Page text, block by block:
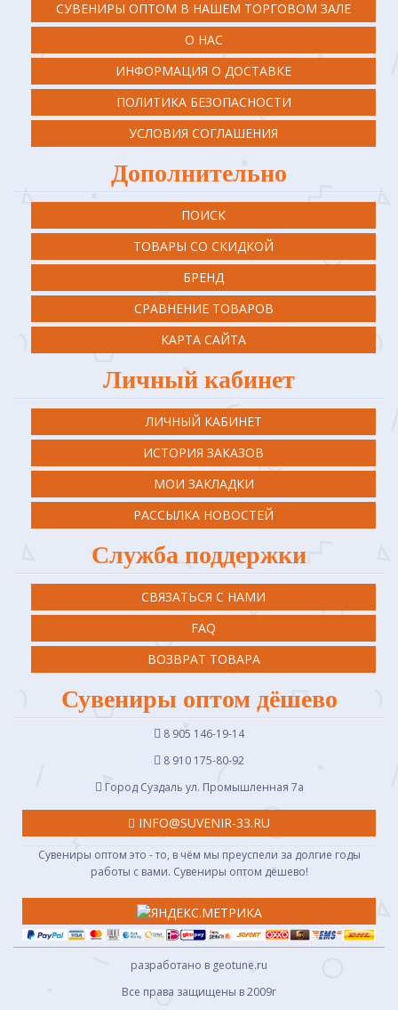
СУВЕНИРЫ ОПТОМ В НАШЕМ ТОРГОВОМ ЗАЛЕ
О НАС
ИНФОРМАЦИЯ О ДОСТАВКЕ
ПОЛИТИКА БЕЗОПАСНОСТИ
УСЛОВИЯ СОГЛАШЕНИЯ
Дополнительно
ПОИСК
ТОВАРЫ СО СКИДКОЙ
БРЕНД
СРАВНЕНИЕ ТОВАРОВ
КАРТА САЙТА
Личный кабинет
ЛИЧНЫЙ КАБИНЕТ
ИСТОРИЯ ЗАКАЗОВ
МОИ ЗАКЛАДКИ
РАССЫЛКА НОВОСТЕЙ
Служба поддержки
СВЯЗАТЬСЯ С НАМИ
FAQ
ВОЗВРАТ ТОВАРА
Сувениры оптом дёшево
8 905 146-19-14
8 910 175-80-92
Город Суздаль ул. Промышленная 7a
INFO@SUVENIR-33.RU
Сувениры оптом это - то, в чём мы преуспели за долгие годы
работы с вами. Сувениры оптом дёшево!
разработано в geotune.ru
Все права защищены в 2009г